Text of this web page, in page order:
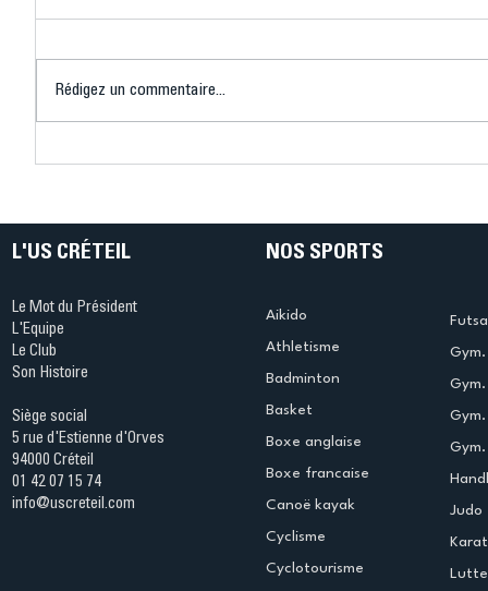
Rédigez un commentaire...
L'US CRÉTEIL
Le Mot du Président
L'Equipe
Le Club
Son Histoire
Siège social
5 rue d'Estienne d'Orves
94000 Créteil
01 42 07 15 74
info@uscreteil.com
NOS SPORTS
Aikido
Athletisme
Badminton
Basket
Boxe anglaise
Boxe francaise
Canoë kayak
Cyclisme
Cyclotourisme
Judo
Lutte